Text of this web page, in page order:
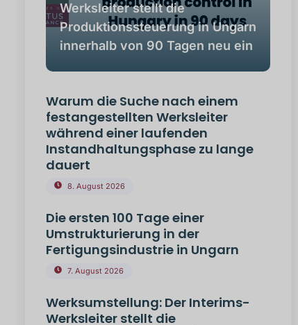
Werksleiter stellt die
Produktionssteuerung in Ungarn
innerhalb von 90 Tagen neu ein
Warum die Suche nach einem
festangestellten Werksleiter
während einer laufenden
Instandhaltungsphase zu lange
dauert
8. August 2026
Die ersten 100 Tage einer
Umstrukturierung in der
Fertigungsindustrie in Ungarn
7. August 2026
Werksumstellung: Der Interims-
Werksleiter stellt die